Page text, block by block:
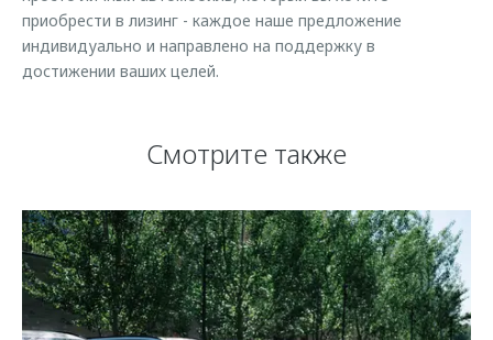
приобрести в лизинг - каждое наше предложение
индивидуально и направлено на поддержку в
достижении ваших целей.
Смотрите также